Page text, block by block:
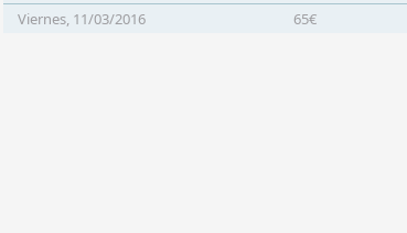
Viernes, 11/03/2016
65€